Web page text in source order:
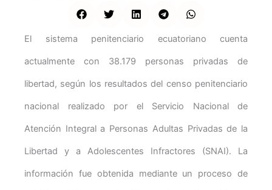
El sistema penitenciario ecuatoriano cuenta
actualmente con 38.179 personas privadas de
libertad, según los resultados del censo penitenciario
nacional realizado por el Servicio Nacional de
Atención Integral a Personas Adultas Privadas de la
Libertad y a Adolescentes Infractores (SNAI). La
información fue obtenida mediante un proceso de